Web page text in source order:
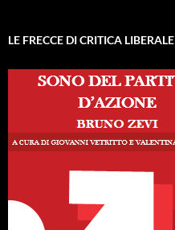
LE FRECCE DI CRITICA LIBERALE